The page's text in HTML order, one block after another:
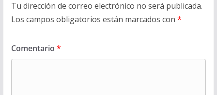
Tu dirección de correo electrónico no será publicada.
Los campos obligatorios están marcados con *
Comentario *